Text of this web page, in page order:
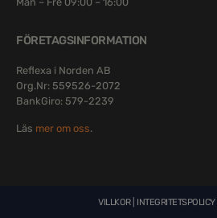
FÖRETAGSINFORMATION
Reflexa i Norden AB
Org.Nr: 559526-2072
BankGiro: 579-2239
Läs mer om oss.
VILLKOR| INTEGRITETSPOLICY|